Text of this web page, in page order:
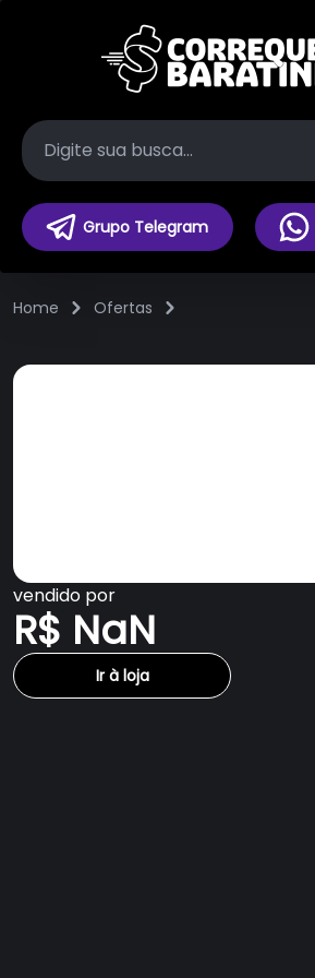
Grupo Telegram
Home Ofertas
vendido por
R$ NaN
Ir à loja